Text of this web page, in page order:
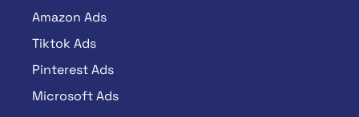
Amazon Ads
Tiktok Ads
Pinterest Ads
Microsoft Ads